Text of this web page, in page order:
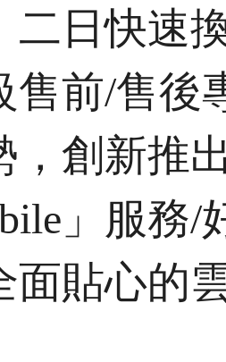
二日快速
售前/售後
，創新推
」服務/
面貼心的